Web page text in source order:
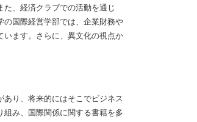
、経済クラブでの活動を通じ
国際経営学部では、企業財務や
ます。さらに、異文化の視点か
あり、将来的にはそこでビジネス
み、国際関係に関する書籍を多